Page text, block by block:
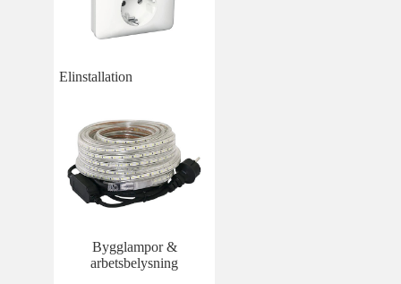
Elinstallation
Bygglampor &
arbetsbelysning